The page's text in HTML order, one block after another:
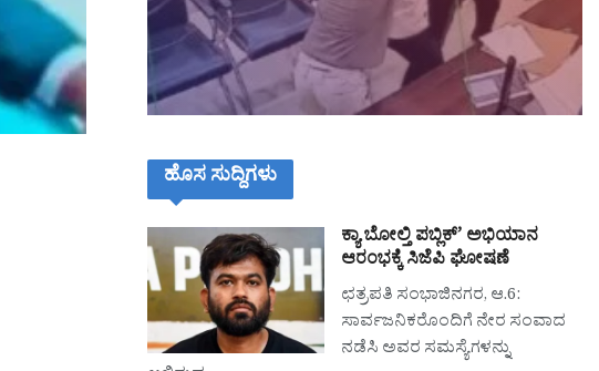
ಹೊಸ ಸುದ್ದಿಗಳು
ಕ್ಯಾ ಬೋಲ್ತಿ ಪಬ್ಲಿಕ್’ ಅಭಿಯಾನ
ಆರಂಭಕ್ಕೆ ಸಿಜೆಪಿ ಘೋಷಣೆ
ಛತ್ರಪತಿ ಸಂಭಾಜಿನಗರ, ಆ.6:
ಸಾರ್ವಜನಿಕರೊಂದಿಗೆ ನೇರ ಸಂವಾದ
ನಡೆಸಿ ಅವರ ಸಮಸ್ಯೆಗಳನ್ನು